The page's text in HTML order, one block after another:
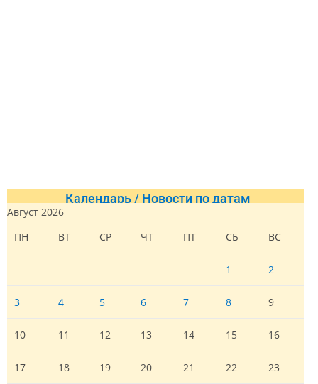
Календарь / Новости по датам
Август 2026
ПН
ВТ СР ЧТ ПТ СБ ВС
1 2
3 4 5 6 7 8 9
10 11 12 13 14 15 16
17 18 19 20 21 22 23